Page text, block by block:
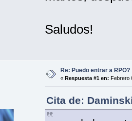
Saludos!
Re: Puedo entrar a RPO?
« Respuesta #1 en: Febrero
Cita de: